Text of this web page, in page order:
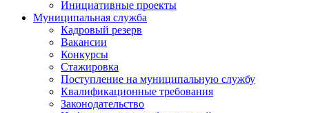
Инициативные проекты
Муниципальная служба
Кадровый резерв
Вакансии
Конкурсы
Стажировка
Поступление на муниципальную службу
Квалификационные требования
Законодательство